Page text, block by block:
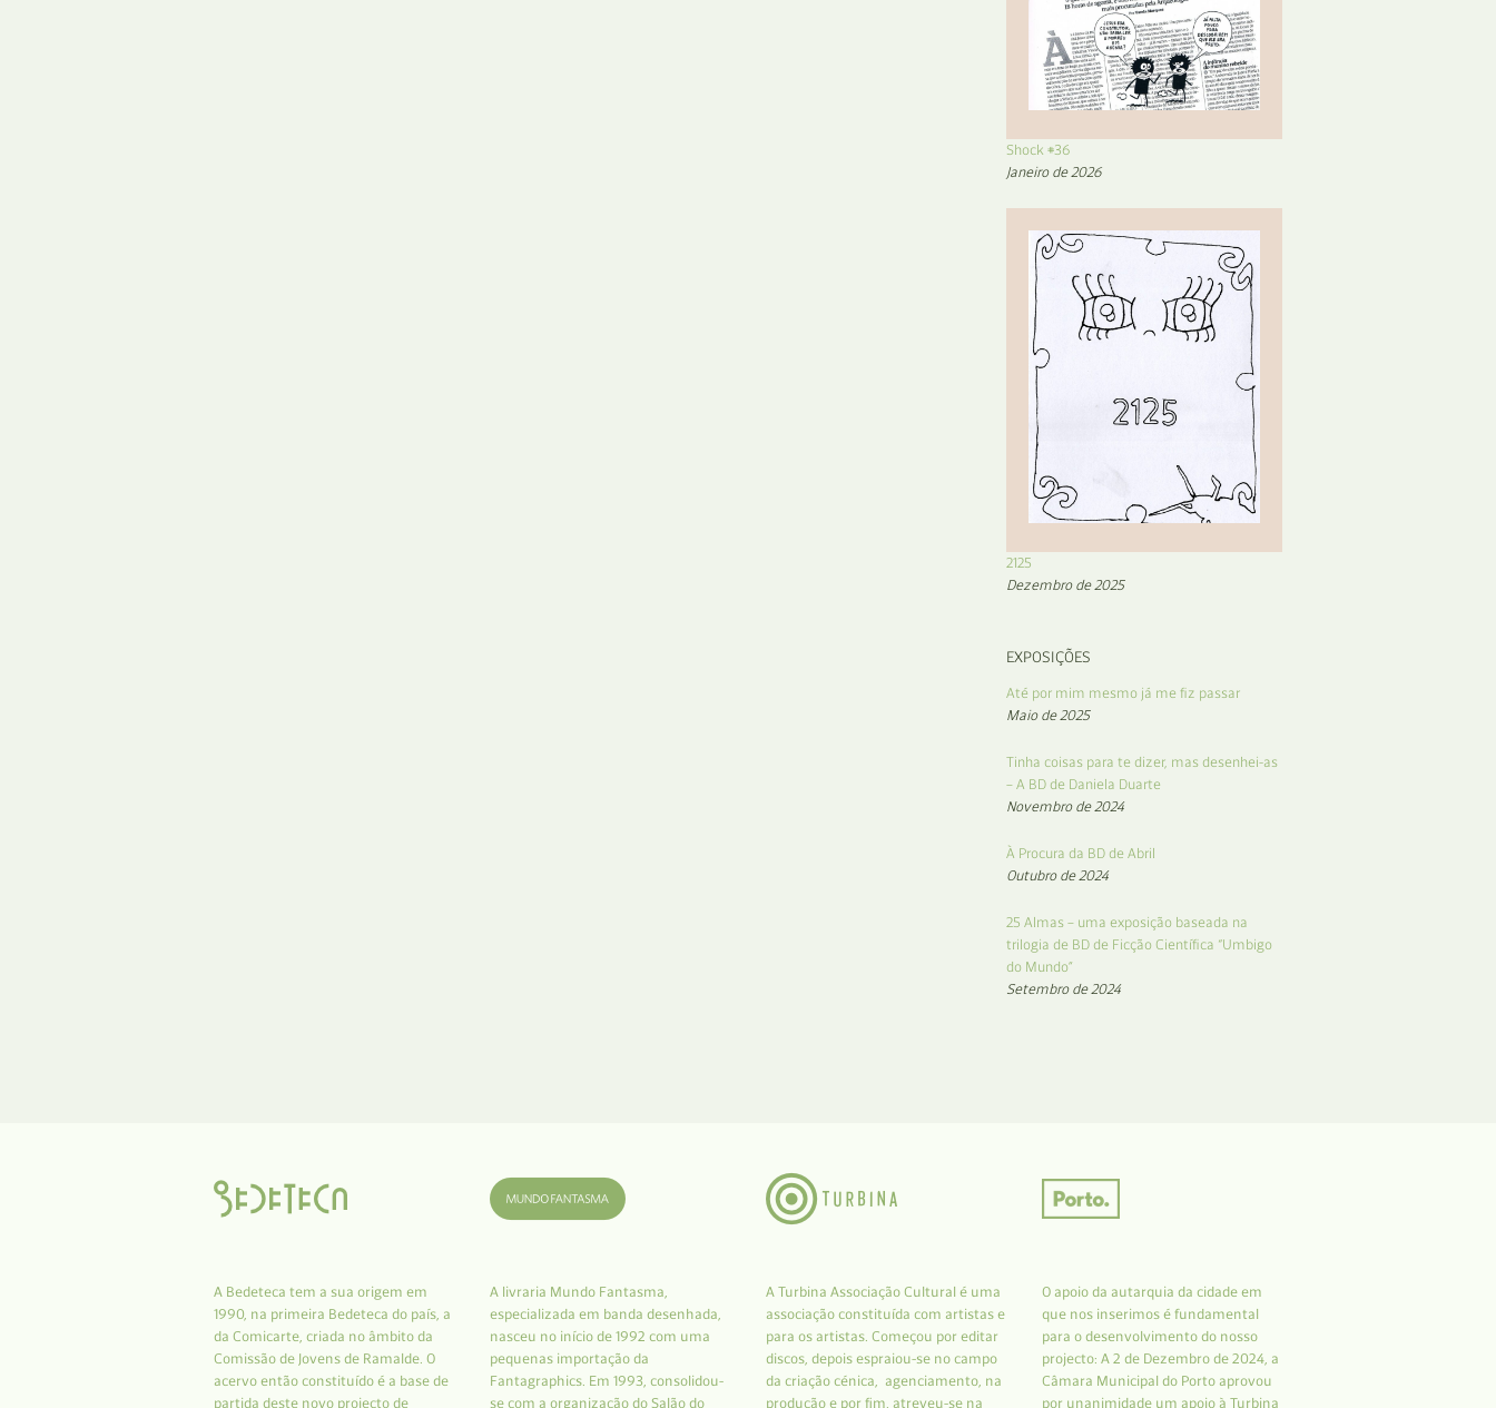
Shock #36
Janeiro de 2026
2125
Dezembro de 2025
EXPOSIÇÕES
Até por mim mesmo já me fiz passar
Maio de 2025
Tinha coisas para te dizer, mas desenhei-as
– A BD de Daniela Duarte
Novembro de 2024
À Procura da BD de Abril
Outubro de 2024
25 Almas – uma exposição baseada na
trilogia de BD de Ficção Científica “Umbigo
do Mundo”
Setembro de 2024
A Bedeteca tem a sua origem em
1990, na primeira Bedeteca do país, a
da Comicarte, criada no âmbito da
Comissão de Jovens de Ramalde. O
acervo então constituído é a base de
partida deste novo projecto de
A livraria Mundo Fantasma,
especializada em banda desenhada,
nasceu no início de 1992 com uma
pequenas importação da
Fantagraphics. Em 1993, consolidou-
se com a organização do Salão do
A Turbina Associação Cultural é uma
associação constituída com artistas e
para os artistas. Começou por editar
discos, depois espraiou-se no campo
da criação cénica, agenciamento, na
produção e por fim, atreveu-se na
O apoio da autarquia da cidade em
que nos inserimos é fundamental
para o desenvolvimento do nosso
projecto: A 2 de Dezembro de 2024, a
Câmara Municipal do Porto aprovou
por unanimidade um apoio à Turbina